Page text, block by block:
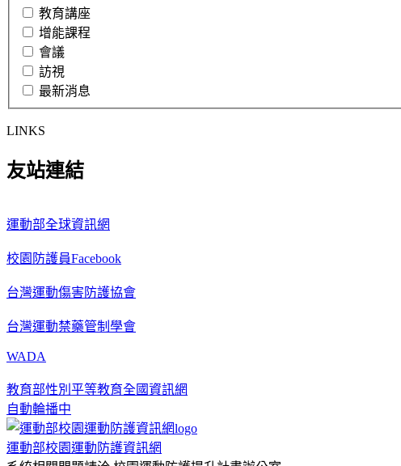
教育講座
增能課程
會議
訪視
最新消息
LINKS
友站連結
運動部全球資訊網
校園防護員Facebook
台灣運動傷害防護協會
台灣運動禁藥管制學會
WADA
教育部性別平等教育全國資訊網
自動輪播中
運動部校園運動防護資訊網